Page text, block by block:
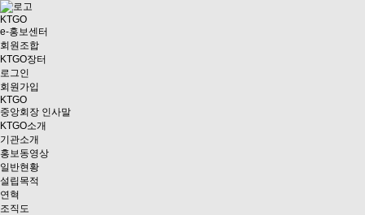
KTGO
e-홍보센터
회원조합
KTGO장터
로그인
회원가입
KTGO
중앙회장 인사말
KTGO소개
기관소개
홍보동영상
일반현황
설립목적
연혁
조직도